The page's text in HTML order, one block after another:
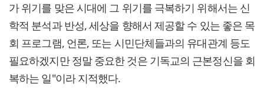
가 위기를 맞은 시대에 그 위기를 극복하기 위해서는 신
학적 분석과 반성, 세상을 향해서 제공할 수 있는 좋은 목
회 프로그램, 언론, 또는 시민단체들과의 유대관계 등도
필요하겠지만 정말 중요한 것은 기독교의 근본정신을 회
복하는 일"이라 지적했다.